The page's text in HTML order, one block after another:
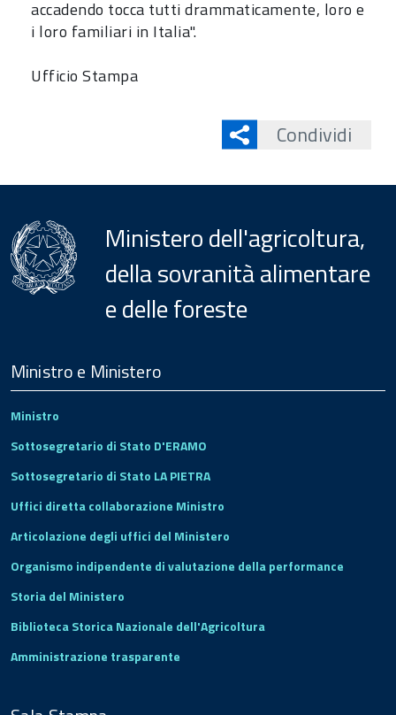
accadendo tocca tutti drammaticamente, loro e
i loro familiari in Italia".
Ufficio Stampa
Condividi
Ministero dell'agricoltura,
della sovranità alimentare
e delle foreste
Footer
Ministro e Ministero
Ministro
Sottosegretario di Stato D'ERAMO
Sottosegretario di Stato LA PIETRA
Uffici diretta collaborazione Ministro
Articolazione degli uffici del Ministero
Organismo indipendente di valutazione della performance
Storia del Ministero
Biblioteca Storica Nazionale dell'Agricoltura
Amministrazione trasparente